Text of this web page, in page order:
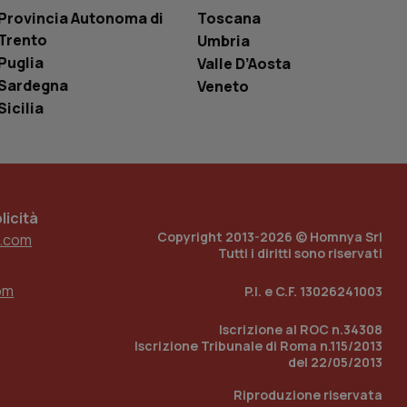
Autonoma di
Toscana
Umbria
Valle D’Aosta
Veneto
Copyright 2013-2026 © Homnya Srl
Tutti i diritti sono riservati
P.I. e C.F. 13026241003
Iscrizione al ROC n.34308
Iscrizione Tribunale di Roma n.115/2013
del 22/05/2013
Riproduzione riservata
un numero
sito, ma un
di accesso per
Analytics
per mantenere
incorporati
del sito web sta
di
incorporati